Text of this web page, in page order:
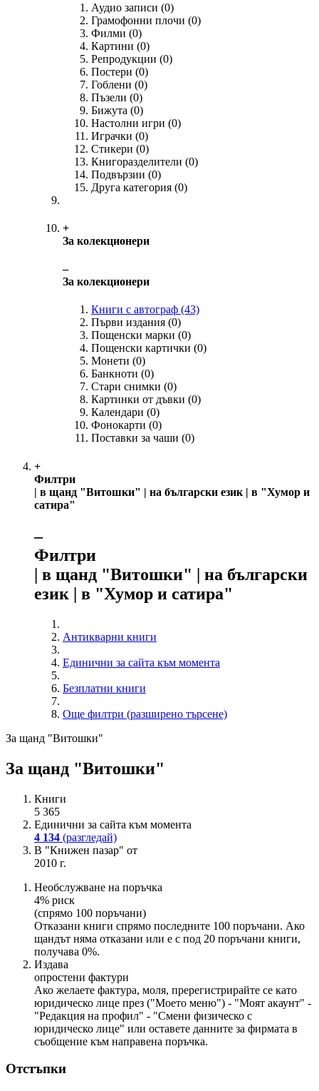
Аудио записи (0)
Грамофонни плочи (0)
Филми (0)
Картини (0)
Репродукции (0)
Постери (0)
Гоблени (0)
Пъзели (0)
Бижута (0)
Настолни игри (0)
Играчки (0)
Стикери (0)
Книгоразделители (0)
Подвързии (0)
Друга категория (0)
+
За колекционери
‒
За колекционери
Книги с автограф (43)
Първи издания (0)
Пощенски марки (0)
Пощенски картички (0)
Монети (0)
Банкноти (0)
Стари снимки (0)
Картинки от дъвки (0)
Календари (0)
Фонокарти (0)
Поставки за чаши (0)
+
Филтри
| в щанд "Витошки" | на български език | в "Хумор и
сатира"
‒
Филтри
| в щанд "Витошки" | на български
език | в "Хумор и сатира"
Антикварни книги
Единични за сайта към момента
Безплатни книги
Още филтри (разширено търсене)
За щанд "Витошки"
За щанд "Витошки"
Книги
5 365
Единични за сайта към момента
4 134 (разгледай)
В "Книжен пазар" от
2010 г.
Необслужване на поръчка
4% риск
(спрямо 100 поръчани)
Отказани книги спрямо последните 100 поръчани. Ако
щандът няма отказани или е с под 20 поръчани книги,
получава 0%.
Издава
опростени фактури
Ако желаете фактура, моля, пререгистрирайте се като
юридическо лице през ("Моето меню") - "Моят акаунт" -
"Редакция на профил" - "Смени физическо с
юридическо лице" или оставете данните за фирмата в
съобщение към направена поръчка.
Отстъпки